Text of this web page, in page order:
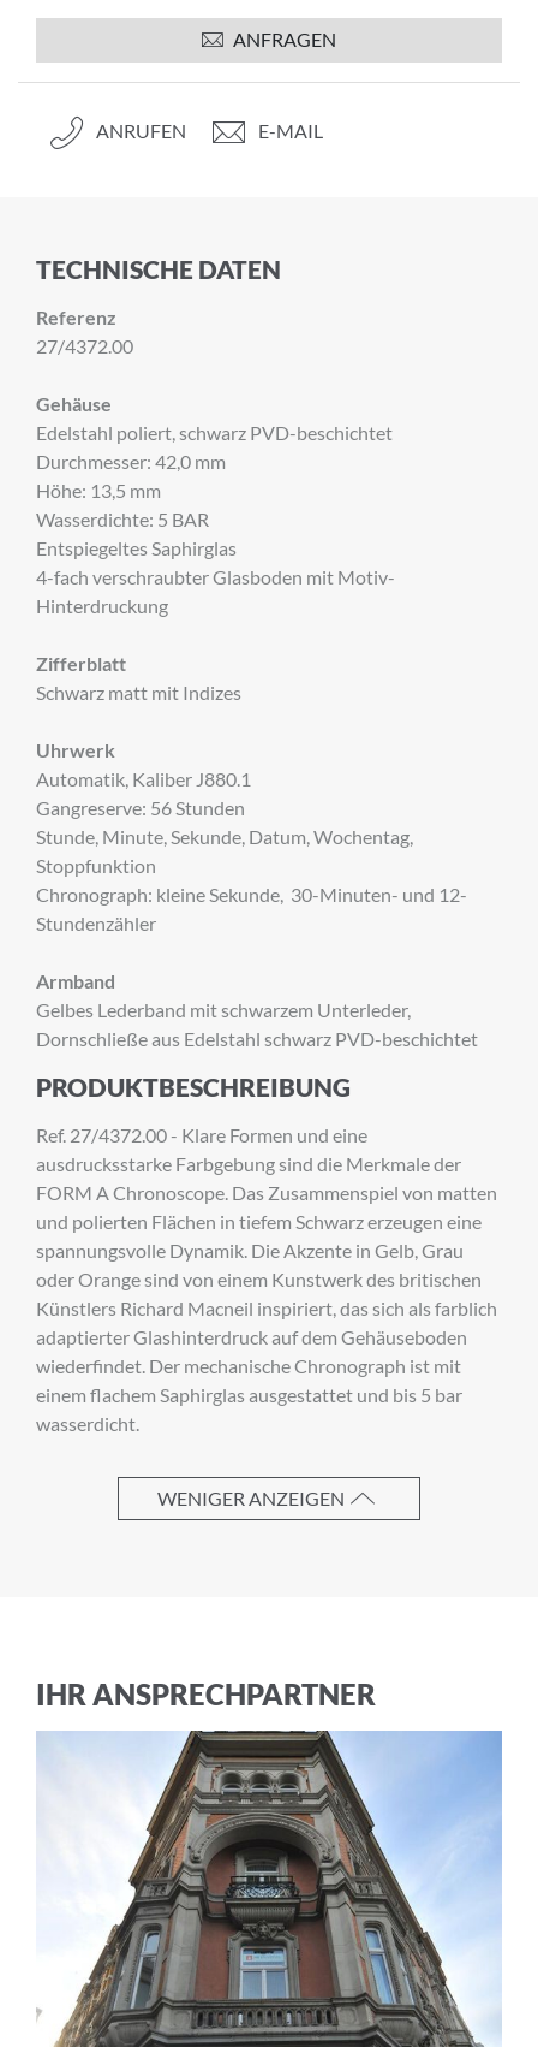
ANFRAGEN
ANRUFEN E-MAIL
TECHNISCHE DATEN
Referenz
27/4372.00
Gehäuse
Edelstahl poliert, schwarz PVD-beschichtet
Durchmesser: 42,0 mm
Höhe: 13,5 mm
Wasserdichte: 5 BAR
Entspiegeltes Saphirglas
4-fach verschraubter Glasboden mit Motiv-
Hinterdruckung
Zifferblatt
Schwarz matt mit Indizes
Uhrwerk
Automatik, Kaliber J880.1
Gangreserve: 56 Stunden
Stunde, Minute, Sekunde, Datum, Wochentag,
Stoppfunktion
Chronograph: kleine Sekunde, 30-Minuten- und 12-
Stundenzähler
Armband
Gelbes Lederband mit schwarzem Unterleder,
Dornschließe aus Edelstahl schwarz PVD-beschichtet
PRODUKTBESCHREIBUNG
Ref. 27/4372.00 - Klare Formen und eine
ausdrucksstarke Farbgebung sind die Merkmale der
FORM A Chronoscope. Das Zusammenspiel von matten
und polierten Flächen in tiefem Schwarz erzeugen eine
spannungsvolle Dynamik. Die Akzente in Gelb, Grau
oder Orange sind von einem Kunstwerk des britischen
Künstlers Richard Macneil inspiriert, das sich als farblich
adaptierter Glashinterdruck auf dem Gehäuseboden
wiederfindet. Der mechanische Chronograph ist mit
einem flachem Saphirglas ausgestattet und bis 5 bar
wasserdicht.
WENIGER ANZEIGEN
IHR ANSPRECHPARTNER
ANMELDUNG ZUM
NEWSLETTER
Melden Sie sich zu unserem Newsletter an.
Anrede
Vorname
Nachname
Ich akzeptiere dieAllgemeinen
Geschäftsbedingungenund die
Datenschutzerklärung
ABBRECHEN
ANMELDEN